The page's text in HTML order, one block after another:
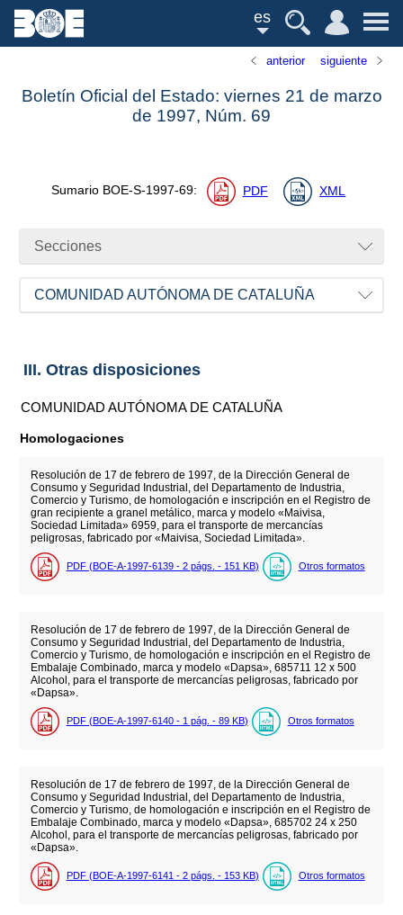
es
anterior siguiente
Boletín Oficial del Estado: viernes 21 de marzo
de 1997, Núm. 69
Sumario BOE-S-1997-69: PDF XML
Secciones
COMUNIDAD AUTÓNOMA DE CATALUÑA
III. Otras disposiciones
COMUNIDAD AUTÓNOMA DE CATALUÑA
Homologaciones
Resolución de 17 de febrero de 1997, de la Dirección General de
Consumo y Seguridad Industrial, del Departamento de Industria,
Comercio y Turismo, de homologación e inscripción en el Registro de
gran recipiente a granel metálico, marca y modelo «Maivisa,
Sociedad Limitada» 6959, para el transporte de mercancías
peligrosas, fabricado por «Maivisa, Sociedad Limitada».
PDF (BOE-A-1997-6139 - 2 págs. - 151 KB) Otros formatos
Resolución de 17 de febrero de 1997, de la Dirección General de
Consumo y Seguridad Industrial, del Departamento de Industria,
Comercio y Turismo, de homologación e inscripción en el Registro de
Embalaje Combinado, marca y modelo «Dapsa», 685711 12 x 500
Alcohol, para el transporte de mercancías peligrosas, fabricado por
«Dapsa».
PDF (BOE-A-1997-6140 - 1 pág. - 89 KB) Otros formatos
Resolución de 17 de febrero de 1997, de la Dirección General de
Consumo y Seguridad Industrial, del Departamento de Industria,
Comercio y Turismo, de homologación e inscripción en el Registro de
Embalaje Combinado, marca y modelo «Dapsa», 685702 24 x 250
Alcohol, para el transporte de mercancías peligrosas, fabricado por
«Dapsa».
PDF (BOE-A-1997-6141 - 2 págs. - 153 KB) Otros formatos